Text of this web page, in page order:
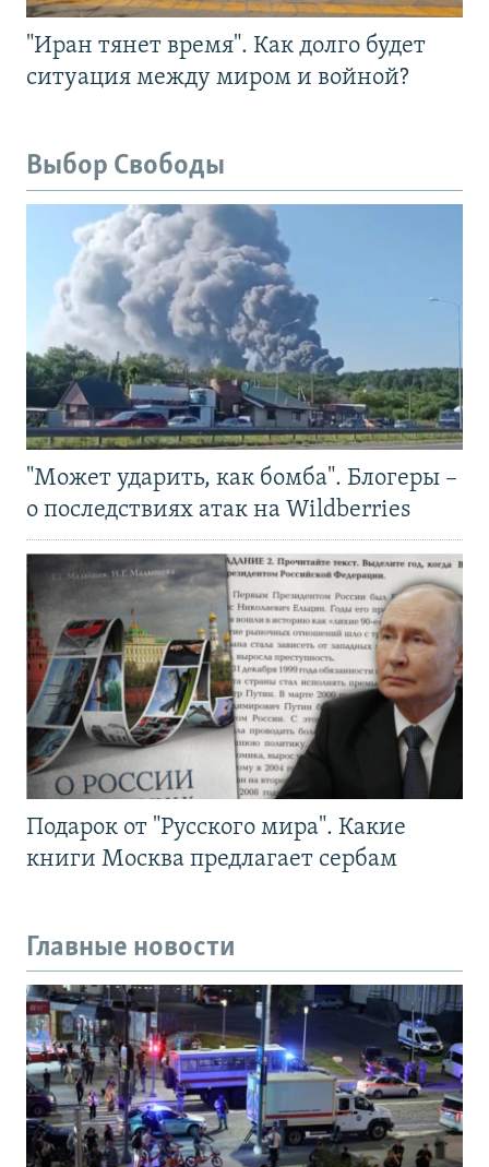
"Иран тянет время". Как долго будет
ситуация между миром и войной?
Выбор Свободы
"Может ударить, как бомба". Блогеры –
о последствиях атак на Wildberries
Подарок от "Русского мира". Какие
книги Москва предлагает сербам
Главные новости